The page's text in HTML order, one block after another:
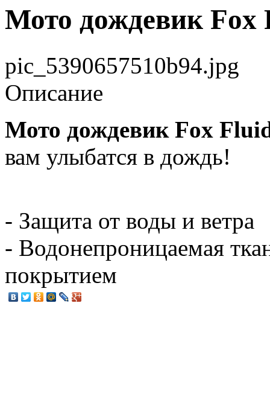
Мото дождевик
pic_5390657510b94.jpg
Описание
Мото дождевик Fox
вам улыбатся в дождь!
- Защита от воды и ветра
- Водонепроницаемая
покрытием